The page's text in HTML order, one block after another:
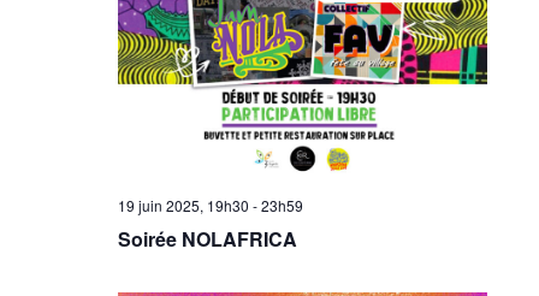
19 juin 2025, 19h30 -23h59
Soirée NOLAFRICA